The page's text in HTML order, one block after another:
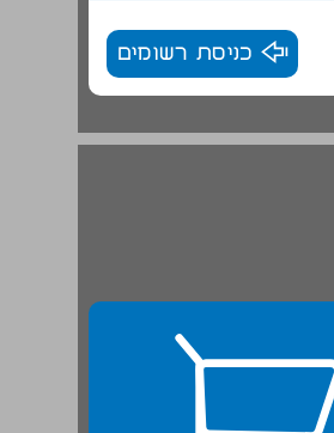
כניסת רשומים